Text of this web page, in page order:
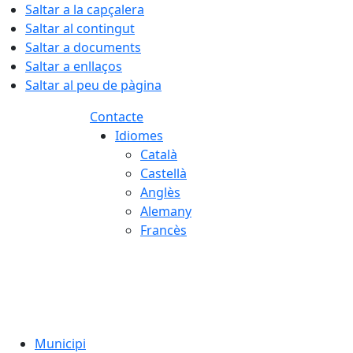
Saltar a la capçalera
Saltar al contingut
Saltar a documents
Saltar a enllaços
Saltar al peu de pàgina
Contacte
Idiomes
Català
Castellà
Anglès
Alemany
Francès
Municipi